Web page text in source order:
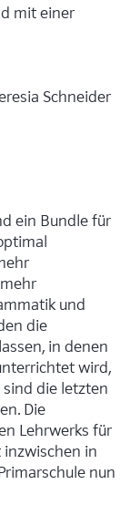
mit einer
Schneider
ein Bundle für
und
die
in denen
wird,
sind die letzten
Die
Lehrwerks für
inzwischen in
nun